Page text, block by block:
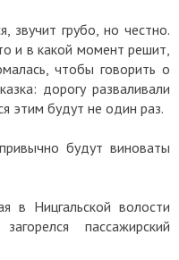
звучит грубо, но честно.
и в какой момент решит,
чтобы говорить о
дорогу разваливали
этим будут не один раз.
будут виноваты
в Ницгальской волости
пассажирский